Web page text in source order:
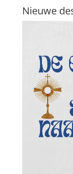
Nieuwe